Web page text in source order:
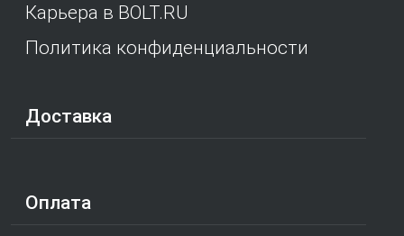
Карьера в BOLT.RU
Политика конфиденциальности
Доставка
Оплата